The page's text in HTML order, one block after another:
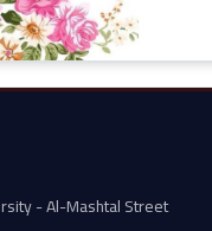
- Al-Mashtal Street